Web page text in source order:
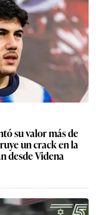
su valor más de
un crack en la
desde Videna